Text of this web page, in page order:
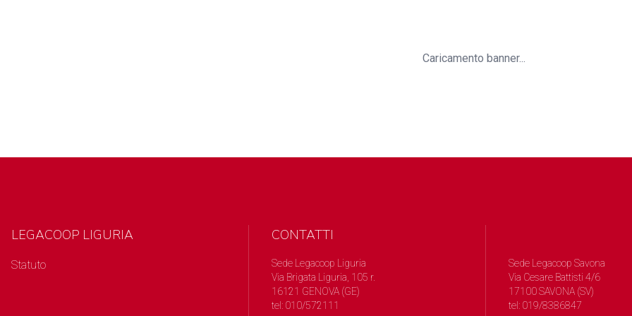
Caricamento banner...
LEGACOOP LIGURIA
Statuto
CONTATTI
Sede Legacoop Liguria
Via Brigata Liguria, 105 r.
16121 GENOVA (GE)
tel: 010/572111
Sede Legacoop Savona
Via Cesare Battisti 4/6
17100 SAVONA (SV)
tel: 019/8386847